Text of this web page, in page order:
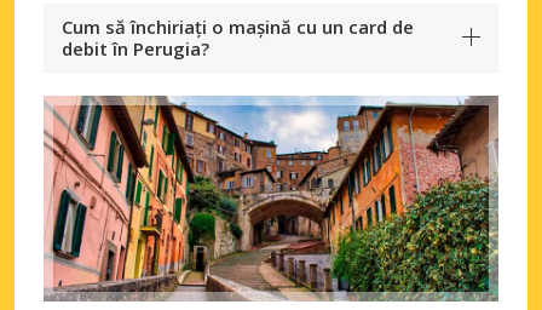
Cum să închiriați o mașină cu un card de
debit în Perugia?